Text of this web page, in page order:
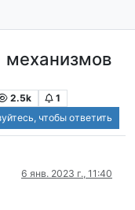
механизмов
2.5k
1
чтобы ответить
6 янв. 2023 г., 11:40